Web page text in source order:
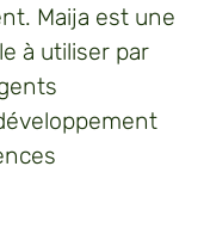
Maija est une
à utiliser par